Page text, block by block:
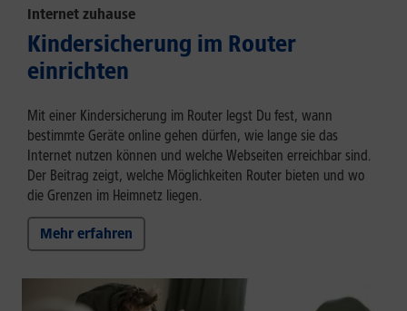
Internet zuhause
Kindersicherung im Router
einrichten
Mit einer Kindersicherung im Router legst Du fest, wann
bestimmte Geräte online gehen dürfen, wie lange sie das
Internet nutzen können und welche Webseiten erreichbar sind.
Der Beitrag zeigt, welche Möglichkeiten Router bieten und wo
die Grenzen im Heimnetz liegen.
Mehr erfahren